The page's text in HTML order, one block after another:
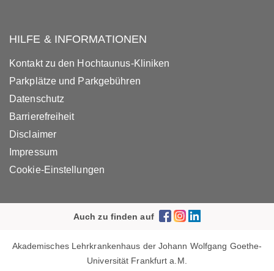
HILFE & INFORMATIONEN
Kontakt zu den Hochtaunus-Kliniken
Parkplätze und Parkgebühren
Datenschutz
Barrierefreiheit
Disclaimer
Impressum
Cookie-Einstellungen
Auch zu finden auf
Akademisches Lehrkrankenhaus der Johann Wolfgang Goethe-
Universität Frankfurt a.M.